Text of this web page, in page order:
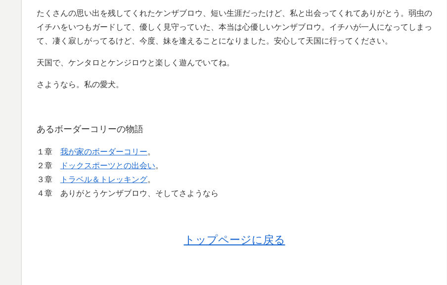
たくさんの思い出を残してくれたケンザブロウ、短い生涯だったけど、私と出会ってくれてありがとう。弱虫の
イチハをいつもガードして、優しく見守っていた、本当は心優しいケンザブロウ。イチハが一人になってしまっ
て、凄く寂しがってるけど、今度、妹を逢えることになりました。安心して天国に行ってください。
天国で、ケンタロとケンジロウと楽しく遊んでいてね。
さようなら。私の愛犬。
あるボーダーコリーの物語
１章 我が家のボーダーコリー。
２章
ドックスポーツとの出会い。
３章
トラベル＆トレッキング。
４章 ありがとうケンザブロウ、そしてさようなら
トップページに戻る